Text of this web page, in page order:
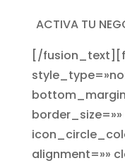
ACTIVA TU
[/
alignment=»»